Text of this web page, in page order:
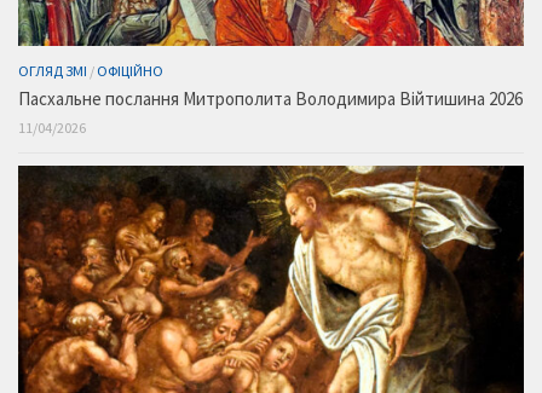
ОГЛЯД ЗМІ / ОФІЦІЙНО
Пасхальне послання Митрополита Володимира Війтишина 2026
11/04/2026